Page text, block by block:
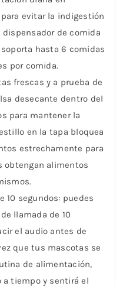
evitar la indigestión
dispensador de comida
hasta 6 comidas
por comida.
frescas y a prueba de
desecante dentro del
para mantener la
en la tapa bloquea
estrechamente para
obtengan alimentos
10 segundos: puedes
llamada de 10
el audio antes de
que tus mascotas se
de alimentación,
a tiempo y sentirá el